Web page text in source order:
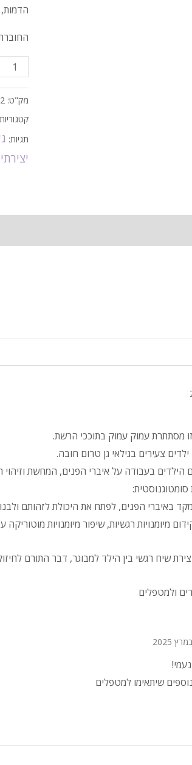
הדמות,
מק"ט:
תגיות:
מסתתרת עמוק עמוק בתוככי הרשת.
צעירים בגילאי גן טרום חובה.
בעבודה על איברי הפנים, המחשת וזיהוי
באיברי הפנים, לפתח את היכולת לזהותם
רגשיות, שיפור מיומנויות מוטוריקה
שיח רגשי בין הילד למבוגר, דבר התורם
ולמטפלים
שיתאימו למטפלים